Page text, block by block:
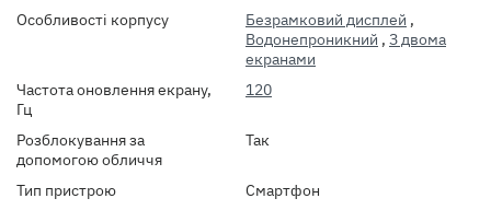
Особливості корпусу Безрамковий дисплей ,
Водонепроникний , З двома
екранами
Частота оновлення екрану,
Гц
120
Розблокування за
допомогою обличчя
Так
Тип пристрою
Смартфон